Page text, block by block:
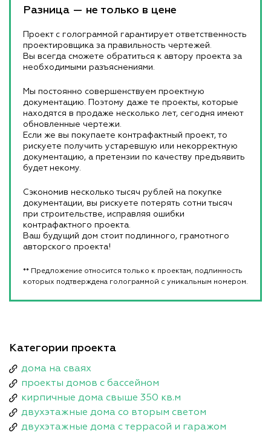
Разница — не только в цене
Проект с голограммой гарантирует ответственность
проектировщика за правильность чертежей.
Вы всегда сможете обратиться к автору проекта за
необходимыми разъяснениями.
Мы постоянно совершенствуем проектную
документацию. Поэтому даже те проекты, которые
находятся в продаже несколько лет, сегодня имеют
обновленные чертежи.
Если же вы покупаете контрафактный проект, то
рискуете получить устаревшую или некорректную
документацию, а претензии по качеству предъявить
будет некому.
Сэкономив несколько тысяч рублей на покупке
документации, вы рискуете потерять сотни тысяч
при строительстве, исправляя ошибки
контрафактного проекта.
Ваш будущий дом стоит подлинного, грамотного
авторского проекта!
** Предложение относится только к проектам, подлинность
которых подтверждена голограммой с уникальным номером.
Категории проекта
дома на сваях
проекты домов с бассейном
кирпичные дома свыше 350 кв.м
двухэтажные дома со вторым светом
двухэтажные дома с террасой и гаражом